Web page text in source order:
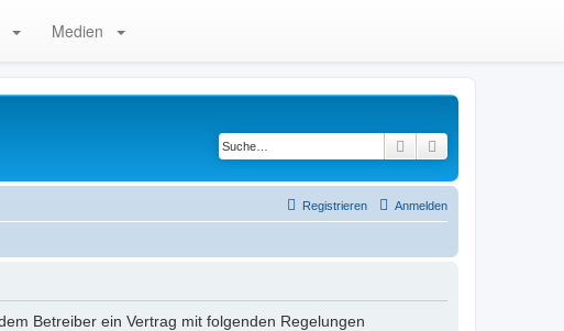
Medien
Suche
Anmelden
Registrieren
Betreiber ein Vertrag mit folgenden Regelungen